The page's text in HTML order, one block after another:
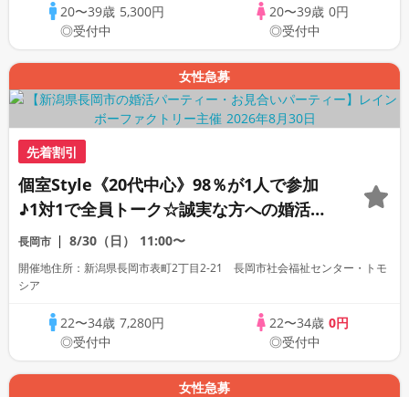
20〜39歳 5,300円
◎受付中
20〜39歳 0円
◎受付中
女性急募
先着割引
個室Style《20代中心》98％が1人で参加
♪1対1で全員トーク☆誠実な方への婚活パ
ーティー
長岡市 8/30（日） 11:00〜
開催地住所：新潟県長岡市表町2丁目2-21 長岡市社会福祉センター・トモ
シア
22〜34歳 7,280円
◎受付中
22〜34歳 0円
◎受付中
女性急募